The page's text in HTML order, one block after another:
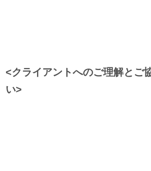
<クライアントへのご理解とご
い>